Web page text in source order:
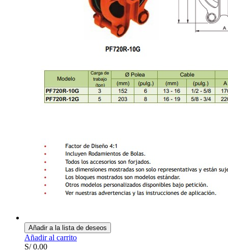
Añadir a la lista de deseos
Añadir al carrito
S/0.00